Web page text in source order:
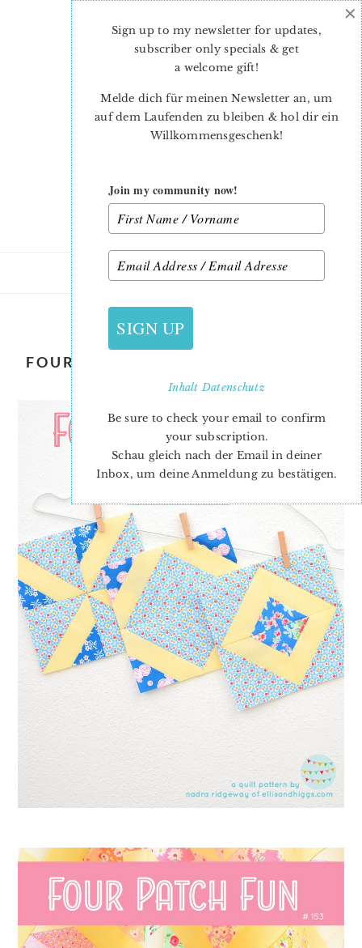
FOUR PATCH FUN – QUILT ALONG –
BLOCK #13
Sign up to my newsletter for updates,
subscriber only specials & get
a welcome gift!
Melde dich für meinen Newsletter an, um
auf dem Laufenden zu bleiben & hol dir ein
Willkommensgeschenk!
Join my community now!
SIGN UP
InhaltDatenschutz
Be sure to check your email to confirm
your subscription.
Schau gleich nach der Email in deiner
Inbox, um deine Anmeldung zu bestätigen.
×